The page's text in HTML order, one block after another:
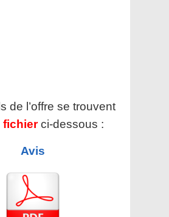
de l’offre se trouvent
fichier ci-dessous :
Avis